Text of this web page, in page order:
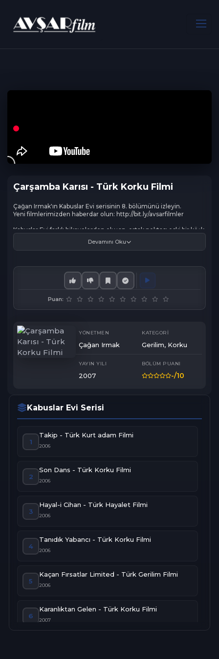
ANA SAYFA
Çarşamba Karısı - Türk Korku Filmi
Çarşamba Karısı - Türk Korku Filmi
Çağan Irmak'ın Kabuslar Evi serisinin 8. bölümünü izleyin.
Yeni filmlerimizden haberdar olun: http://bit.ly/avsarfilmler
Kabuslar Evi farklı hikayelerden oluşan, ortak noktası eski bir köşk
bazı bölümlerinin yönetmenliği Babam ve Oğlum, Dedemin
Daha fazla bilgi: http://www.sinemalar.com/film/3511/kabuslar-
Devamını Oku
Puan:
YÖNETMEN
Çağan Irmak
KATEGORI
Gerilim, Korku
YAYIN YILI
2007
BÖLÜM PUANI
-/10
Kabuslar Evi Serisi
1
Takip - Türk Kurt adam Filmi
2006
2
Son Dans - Türk Korku Filmi
2006
3
Hayal-i Cihan - Türk Hayalet Filmi
2006
4
Tanıdık Yabancı - Türk Korku Filmi
2006
5
Kaçan Fırsatlar Limited - Türk Gerilim Filmi
2006
6
Karanlıktan Gelen - Türk Korku Filmi
2007